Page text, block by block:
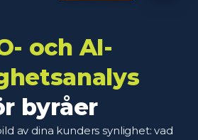
och AI-
byråer
av dina kunders synlighet: vad